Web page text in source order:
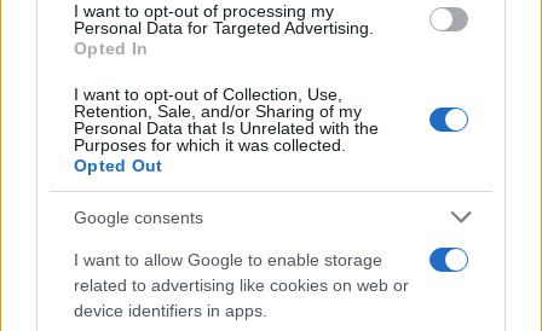
I want to opt-out of processing my
Personal Data for Targeted Advertising.
Opted In
I want to opt-out of Collection, Use,
Retention, Sale, and/or Sharing of my
Personal Data that Is Unrelated with the
Purposes for which it was collected.
Opted Out
Google consents
I want to allow Google to enable storage
related to advertising like cookies on web or
device identifiers in apps.